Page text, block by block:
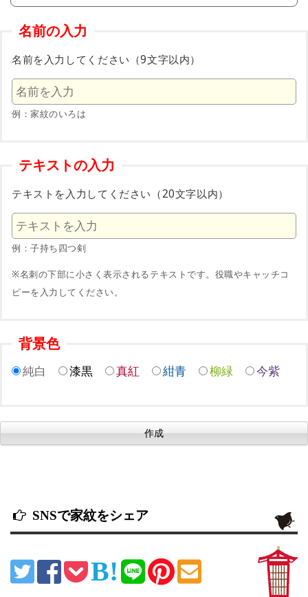
名前の入力
名前を入力してください（9文字以内）
例：家紋のいろは
テキストの入力
テキストを入力してください（20文字以内）
例：子持ち四つ剣
※名刺の下部に小さく表示されるテキストです。役職やキャッチコ
ピーを入力してください。
背景色
純白 漆黒 真紅 紺青 柳緑 今紫
SNSで家紋をシェア